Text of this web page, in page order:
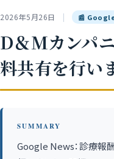
2026年5月26日 | 📰
D＆Mカンパ
料共有を行い
SUMMARY
Google News：診療報